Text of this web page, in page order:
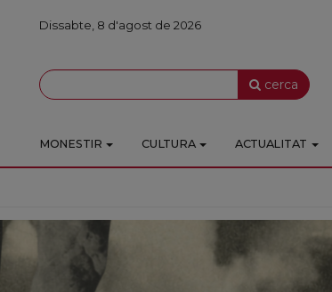
Dissabte, 8 d'agost de 2026
cerca
MONESTIR CULTURA ACTUALITAT